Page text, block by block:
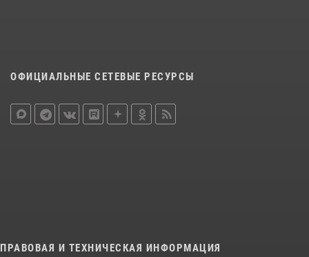
ОФИЦИАЛЬНЫЕ СЕТЕВЫЕ РЕСУРСЫ
ПРАВОВАЯ И ТЕХНИЧЕСКАЯ ИНФОРМАЦИЯ